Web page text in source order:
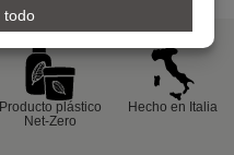
Producto plástico
Net-Zero
Hecho en Italia